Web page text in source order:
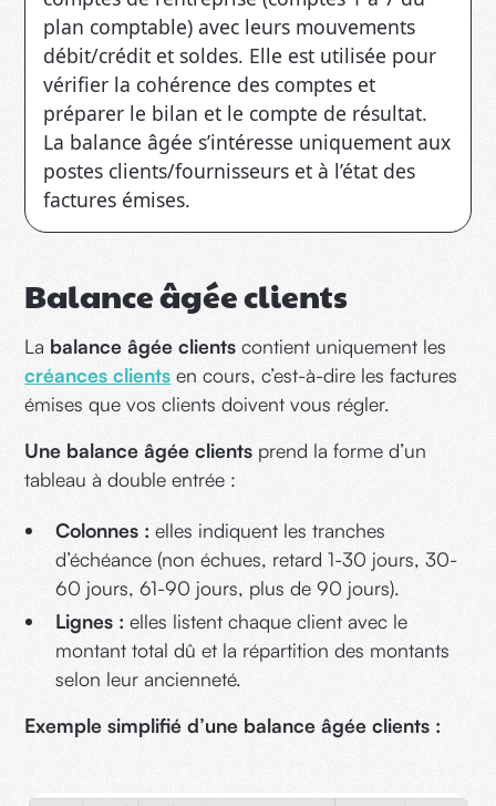
plan comptable) avec leurs mouvements
débit/crédit et soldes. Elle est utilisée pour
vérifier la cohérence des comptes et
préparer le bilan et le compte de résultat.
La balance âgée s’intéresse uniquement aux
postes clients/fournisseurs et à l’état des
factures émises.
Balance âgée clients
La balance âgée clients contient uniquement les
créances clients en cours, c’est-à-dire les factures
émises que vos clients doivent vous régler.
Une balance âgée clients prend la forme d’un
tableau à double entrée :
Colonnes : elles indiquent les tranches
d’échéance (non échues, retard 1-30 jours, 30-
60 jours, 61-90 jours, plus de 90 jours).
Lignes : elles listent chaque client avec le
montant total dû et la répartition des montants
selon leur ancienneté.
Exemple simplifié d’une balance âgée clients :